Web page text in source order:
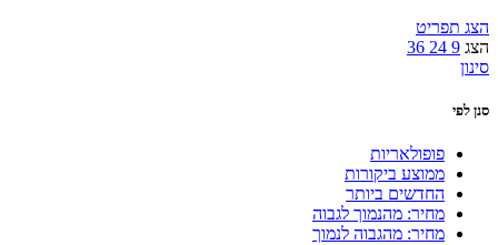
הצג תפריט
הצג 9
24
36
סינון
סנן לפי
פופולאריות
ממוצע ביקורות
החדשים ביותר
מחיר: מהנמוך לגבוה
מחיר: מהגבוה לנמוך